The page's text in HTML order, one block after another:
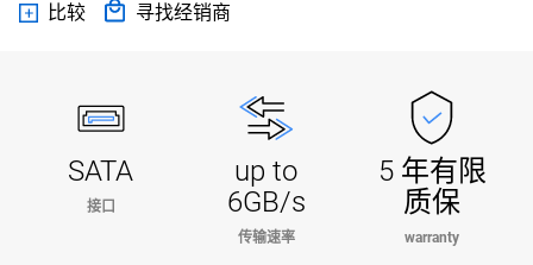
比较 寻找经销商
SATA
接口
up to
6GB/s
传输速率
5 年有限
质保
warranty